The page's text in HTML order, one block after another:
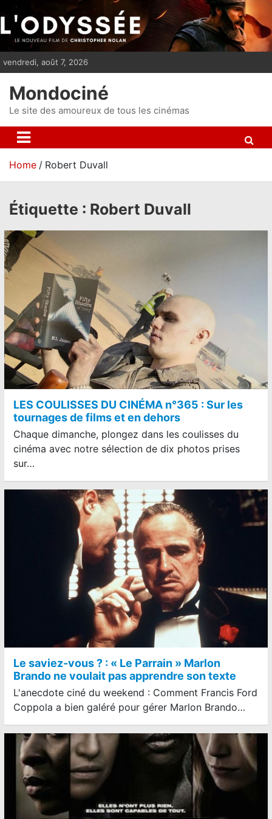
i
p
n
t
vendredi, août 7, 2026
Mondociné
Le site des amoureux de tous les cinémas
Home Robert Duvall
Étiquette : Robert Duvall
LES COULISSES DU CINÉMA n°365 : Sur les
tournages de films et en dehors
Chaque dimanche, plongez dans les coulisses du
cinéma avec notre sélection de dix photos prises
sur…
Le saviez-vous ? : « Le Parrain » Marlon
Brando ne voulait pas apprendre son texte
L'anecdote ciné du weekend : Comment Francis Ford
Coppola a bien galéré pour gérer Marlon Brando…